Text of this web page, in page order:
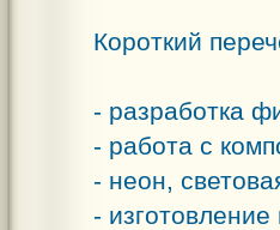
Короткий
- разработка
- работа с
- неон,
-